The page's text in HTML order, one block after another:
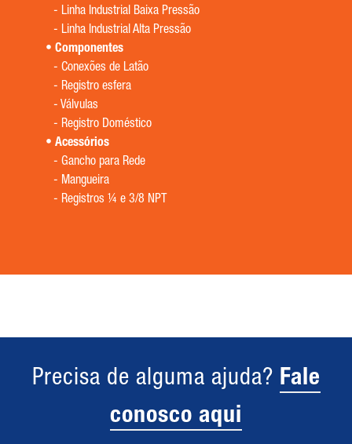
- Linha Industrial Baixa Pressão
- Linha Industrial Alta Pressão
Componentes
- Conexões de Latão
- Registro esfera
- Válvulas
- Registro Doméstico
Acessórios
- Gancho para Rede
- Mangueira
- Registros ¼ e 3/8 NPT
Precisa de alguma ajuda? Fale
conosco aqui